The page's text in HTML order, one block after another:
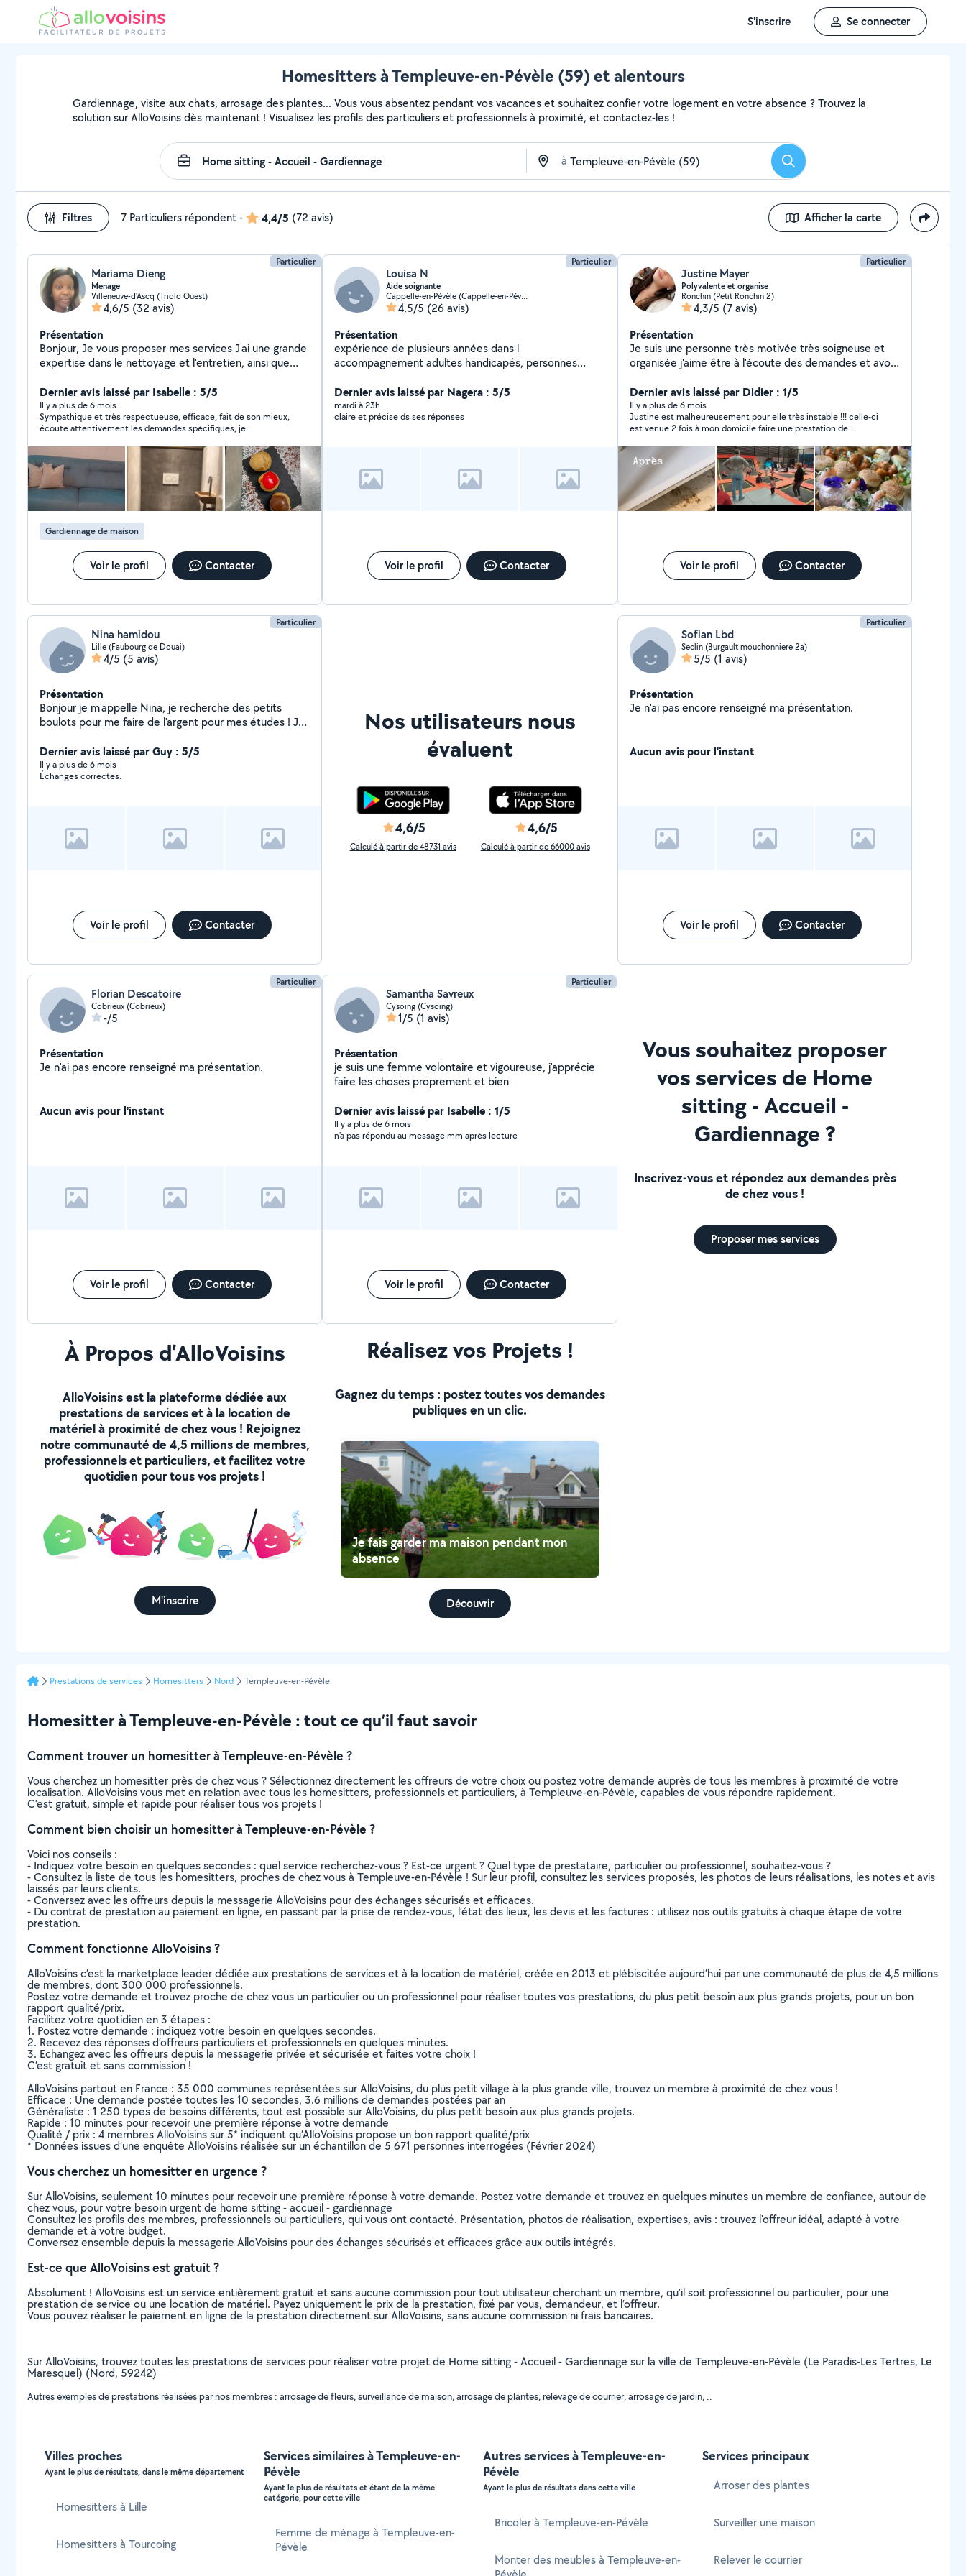
S'inscrire Se connecter
Homesitters à Templeuve-en-Pévèle (59) et alentours
Gardiennage, visite aux chats, arrosage des plantes... Vous vous absentez pendant vos vacances et souhaitez confier votre logement en votre absence ? Trouvez la
solution sur AlloVoisins dès maintenant ! Visualisez les profils des particuliers et professionnels à proximité, et contactez-les !
à Rechercher
Filtres 7 Particuliers répondent- 4,4/5 (72 avis) Afficher la carte
Particulier
Mariama Dieng
Menage
Villeneuve-d'Ascq (Triolo Ouest)
4,6/5 (32 avis)
Présentation
Bonjour, Je vous proposer mes services J'ai une grande
expertise dans le nettoyage et l'entretien, ainsi que
à l'aise en cuisine familiale(diplôme cap cuisine diplôme
plus récent mais jai un Master en économie qui est ma
formation de base ) et je suis capable de gérer les
courses et l'approvisionnement. Mon sens de
l'organisation me permet également de gérer
efficacement les priorités. J'ai plusieurs expériences. j'ai
travaillé à la mairie Villeneuve d'ascq (service scolaire )
Je suis très dynamique, sérieuse, discrète, passionnée
de cuisine, j'adore les enfants
Dernier avis laissé par Isabelle : 5/5
Il y a plus de 6 mois
Sympathique et très respectueuse, efficace, fait de son mieux,
écoute attentivement les demandes spécifiques, je
Gardiennage de maison
Voir le profil Contacter
Particulier
Louisa N
Aide soignante
Cappelle-en-Pévèle (Cappelle-en-Pévèle)
4,5/5 (26 avis)
Présentation
expérience de plusieurs années dans l
accompagnement adultes handicapés, personnes
etc. Je suis véhicule.
Dernier avis laissé par Nagera : 5/5
mardi à 23h
claire et précise ds ses réponses
Voir le profil Contacter
Particulier
Justine Mayer
Polyvalente et organise
Ronchin (Petit Ronchin 2)
4,3/5 (7 avis)
Présentation
Je suis une personne très motivée très soigneuse et
organisée j'aime être à l'écoute des demandes et avoir
Dernier avis laissé par Didier : 1/5
Il y a plus de 6 mois
Justine est malheureusement pour elle très instable !!! celle-ci
est venue 2 fois à mon domicile faire une prestation de
elle mon domicile est bien ranger et propre. et depuis 15 jours
cette demoiselle use de tous les subterfuges pour ne pas
honorer les RDV on lui envoie des messages mais ne répond
pas !! sous prétexte qu'elle n'est pas sur son téléphone "H24"
On convient d'un RDV ce jour à 8h30 elle ne se présente pas et
quand on l'appelle le nouveau numéro qu'elle vous a donnée 2
Voir le profil Contacter
Particulier
Nina hamidou
Lille (Faubourg de Douai)
4/5 (5 avis)
Présentation
Bonjour je m'appelle Nina, je recherche des petits
boulots pour me faire de l'argent pour mes études ! Je
beaucoup les enfants et j'adore travailler avec eux.
Dernier avis laissé par Guy : 5/5
Il y a plus de 6 mois
Échanges correctes.
Voir le profil Contacter
Nos utilisateurs nous
évaluent
4,6/5
Calculé à partir de 48731 avis
4,6/5
Calculé à partir de 66000 avis
Particulier
Sofian Lbd
Seclin (Burgault mouchonniere 2a)
5/5 (1 avis)
Présentation
Je n'ai pas encore renseigné ma présentation.
Aucun avis pour l'instant
Voir le profil Contacter
Particulier
Florian Descatoire
Cobrieux (Cobrieux)
-/5
Présentation
Je n'ai pas encore renseigné ma présentation.
Aucun avis pour l'instant
Voir le profil Contacter
Particulier
Samantha Savreux
Cysoing (Cysoing)
1/5 (1 avis)
Présentation
je suis une femme volontaire et vigoureuse, j'apprécie
faire les choses proprement et bien
Dernier avis laissé par Isabelle : 1/5
Il y a plus de 6 mois
n'a pas répondu au message mm après lecture
Voir le profil Contacter
Vous souhaitez proposer
vos services de Home
sitting - Accueil -
Gardiennage ?
Inscrivez-vous et répondez aux demandes près
de chez vous !
Proposer mes services
À Propos d’AlloVoisins
AlloVoisins est la plateforme dédiée aux
prestations de services et à la location de
matériel à proximité de chez vous ! Rejoignez
notre communauté de 4,5 millions de membres,
professionnels et particuliers, et facilitez votre
quotidien pour tous vos projets !
M'inscrire
Réalisez vos Projets !
Gagnez du temps : postez toutes vos demandes
publiques en un clic.
Je fais garder ma maison pendant mon
absence
Découvrir
Prestations de services Homesitters Nord Templeuve-en-Pévèle
Homesitter à Templeuve-en-Pévèle : tout ce qu’il faut savoir
Comment trouver un homesitter à Templeuve-en-Pévèle ?
Vous cherchez un homesitter près de chez vous ? Sélectionnez directement les offreurs de votre choix ou postez votre demande auprès de tous les membres à proximité de votre
localisation. AlloVoisins vous met en relation avec tous les homesitters, professionnels et particuliers, à Templeuve-en-Pévèle, capables de vous répondre rapidement.
C’est gratuit, simple et rapide pour réaliser tous vos projets !
Comment bien choisir un homesitter à Templeuve-en-Pévèle ?
Voici nos conseils :
- Indiquez votre besoin en quelques secondes : quel service recherchez-vous ? Est-ce urgent ? Quel type de prestataire, particulier ou professionnel, souhaitez-vous ?
- Consultez la liste de tous les homesitters, proches de chez vous à Templeuve-en-Pévèle ! Sur leur profil, consultez les services proposés, les photos de leurs réalisations, les notes et avis
laissés par leurs clients.
- Conversez avec les offreurs depuis la messagerie AlloVoisins pour des échanges sécurisés et efficaces.
- Du contrat de prestation au paiement en ligne, en passant par la prise de rendez-vous, l’état des lieux, les devis et les factures : utilisez nos outils gratuits à chaque étape de votre
prestation.
Comment fonctionne AlloVoisins ?
AlloVoisins c’est la marketplace leader dédiée aux prestations de services et à la location de matériel, créée en 2013 et plébiscitée aujourd’hui par une communauté de plus de 4,5 millions
de membres, dont 300 000 professionnels.
Postez votre demande et trouvez proche de chez vous un particulier ou un professionnel pour réaliser toutes vos prestations, du plus petit besoin aux plus grands projets, pour un bon
rapport qualité/prix.
Facilitez votre quotidien en 3 étapes :
1. Postez votre demande : indiquez votre besoin en quelques secondes.
2. Recevez des réponses d’offreurs particuliers et professionnels en quelques minutes.
3. Echangez avec les offreurs depuis la messagerie privée et sécurisée et faites votre choix !
C’est gratuit et sans commission !
AlloVoisins partout en France : 35 000 communes représentées sur AlloVoisins, du plus petit village à la plus grande ville, trouvez un membre à proximité de chez vous !
Efficace : Une demande postée toutes les 10 secondes, 3.6 millions de demandes postées par an
Généraliste : 1 250 types de besoins différents, tout est possible sur AlloVoisins, du plus petit besoin aux plus grands projets.
Rapide : 10 minutes pour recevoir une première réponse à votre demande
Qualité / prix : 4 membres AlloVoisins sur 5* indiquent qu’AlloVoisins propose un bon rapport qualité/prix
* Données issues d’une enquête AlloVoisins réalisée sur un échantillon de 5 671 personnes interrogées (Février 2024)
Vous cherchez un homesitter en urgence ?
Sur AlloVoisins, seulement 10 minutes pour recevoir une première réponse à votre demande. Postez votre demande et trouvez en quelques minutes un membre de confiance, autour de
chez vous, pour votre besoin urgent de home sitting - accueil - gardiennage
Consultez les profils des membres, professionnels ou particuliers, qui vous ont contacté. Présentation, photos de réalisation, expertises, avis : trouvez l'offreur idéal, adapté à votre
demande et à votre budget.
Conversez ensemble depuis la messagerie AlloVoisins pour des échanges sécurisés et efficaces grâce aux outils intégrés.
Est-ce que AlloVoisins est gratuit ?
Absolument ! AlloVoisins est un service entièrement gratuit et sans aucune commission pour tout utilisateur cherchant un membre, qu’il soit professionnel ou particulier, pour une
prestation de service ou une location de matériel. Payez uniquement le prix de la prestation, fixé par vous, demandeur, et l’offreur.
Vous pouvez réaliser le paiement en ligne de la prestation directement sur AlloVoisins, sans aucune commission ni frais bancaires.
Sur AlloVoisins, trouvez toutes les prestations de services pour réaliser votre projet de Home sitting - Accueil - Gardiennage sur la ville de Templeuve-en-Pévèle (Le Paradis-Les Tertres, Le
Maresquel) (Nord, 59242)
Autres exemples de prestations réalisées par nos membres : arrosage de fleurs, surveillance de maison, arrosage de plantes, relevage de courrier, arrosage de jardin, ..
Villes proches
Ayant le plus de résultats, dans le même département
Homesitters à Lille
Homesitters à Tourcoing
Services similaires à Templeuve-en-
Pévèle
Ayant le plus de résultats et étant de la même
catégorie, pour cette ville
Femme de ménage à Templeuve-en-
Pévèle
Autres services à Templeuve-en-
Pévèle
Ayant le plus de résultats dans cette ville
Bricoler à Templeuve-en-Pévèle
Monter des meubles à Templeuve-en-
Services principaux
Arroser des plantes
Surveiller une maison
Relever le courrier